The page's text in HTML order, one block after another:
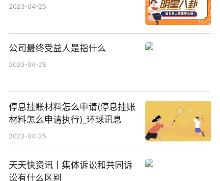
2023-04-25
公司最终受益人是指什么
2023-04-25
停息挂账材料怎么申请(停息挂账
材料怎么申请执行)_环球讯息
2023-04-25
天天快资讯丨集体诉讼和共同诉
讼有什么区别